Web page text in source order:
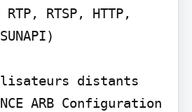
RTSP, HTTP,
distants
ARB Configuration